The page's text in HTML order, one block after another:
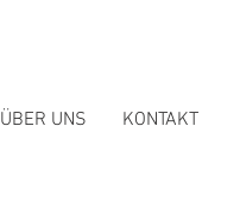
ÜBER UNS KONTAKT